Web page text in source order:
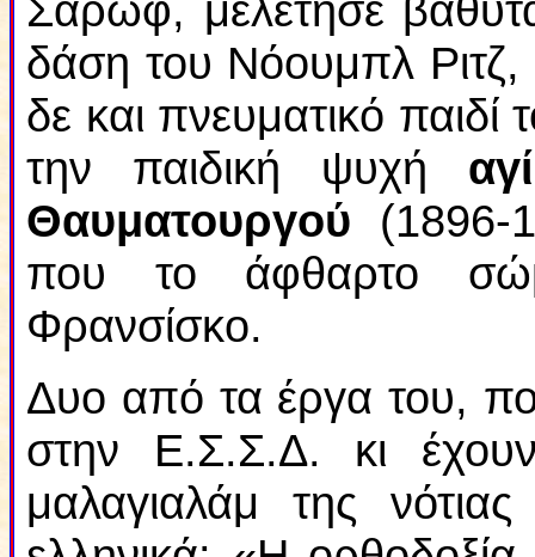
Σάρωφ, μελέτησε
δάση του Νόουμπλ Ριτζ,
δε και πνευματικό παιδί
την παιδική ψυχή
Θαυματουργού (1896-
που το άφθαρτο
Φρανσίσκο.
Δυο από τα έργα του,
στην Ε.Σ.Σ.Δ. κι
μαλαγιαλάμ της